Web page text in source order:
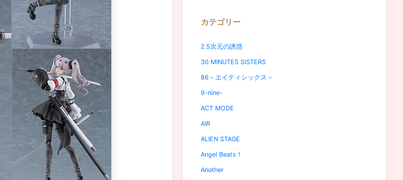
カテゴリー
2.5次元の誘惑
30 MINUTES SISTERS
86－エイティシックス－
9-nine-
ACT MODE
AIR
ALIEN STAGE
Angel Beats！
Another